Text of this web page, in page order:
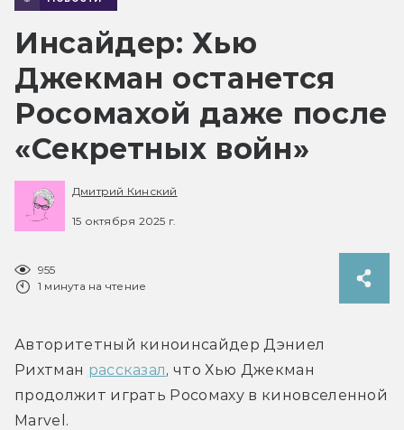
Инсайдер: Хью
Джекман останется
Росомахой даже после
«Секретных войн»
Дмитрий Кинский
15 октября 2025 г.
955
1 минута на чтение
Авторитетный киноинсайдер Дэниел
Рихтман рассказал, что Хью Джекман
продолжит играть Росомаху в киновселенной
Marvel.